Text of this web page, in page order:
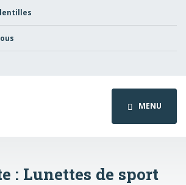
MENU
: Lunettes de sport